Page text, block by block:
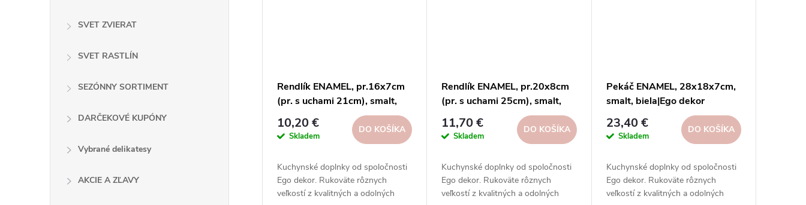
SVET ZVIERAT
SVET RASTLÍN
SEZÓNNY SORTIMENT
DARČEKOVÉ KUPÓNY
Vybrané delikatesy
AKCIE A ZĽAVY
Rendlík ENAMEL, pr.16x7cm
(pr. s uchami 21cm), smalt,
biela|Ego dekor
10,20 €
Skladem
DO KOŠÍKA
Kuchynské doplnky od spoločnosti
Ego dekor. Rukoväte rôznych
veľkostí z kvalitných a odolných
Rendlík ENAMEL, pr.20x8cm
(pr. s uchami 25cm), smalt,
biela|Ego dekor
11,70 €
Skladem
DO KOŠÍKA
Kuchynské doplnky od spoločnosti
Ego dekor. Rukoväte rôznych
veľkostí z kvalitných a odolných
Pekáč ENAMEL, 28x18x7cm,
smalt, biela|Ego dekor
23,40 €
Skladem
DO KOŠÍKA
Kuchynské doplnky od spoločnosti
Ego dekor. Rukoväte rôznych
veľkostí z kvalitných a odolných